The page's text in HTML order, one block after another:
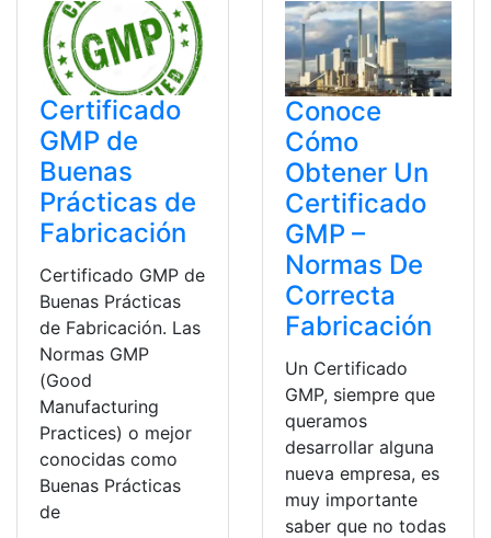
Certificado
GMP de
Buenas
Prácticas de
Fabricación
Certificado GMP de
Buenas Prácticas
de Fabricación. Las
Normas GMP
(Good
Manufacturing
Practices) o mejor
conocidas como
Buenas Prácticas
de
Conoce
Cómo
Obtener Un
Certificado
GMP –
Normas De
Correcta
Fabricación
Un Certificado
GMP, siempre que
queramos
desarrollar alguna
nueva empresa, es
muy importante
saber que no todas